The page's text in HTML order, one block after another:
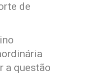
de
a questão